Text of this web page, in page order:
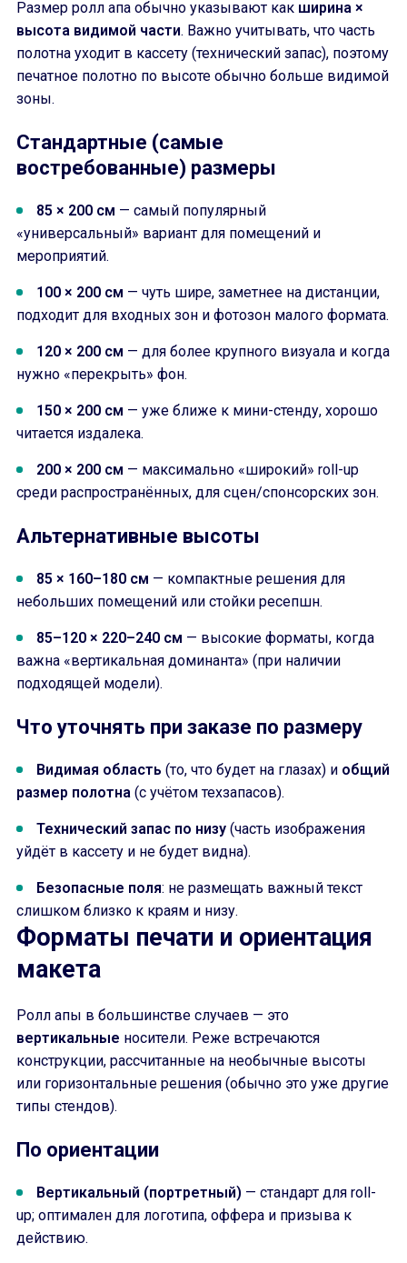
Размер ролл апа обычно указывают как ширина ×
высота видимой части. Важно учитывать, что часть
полотна уходит в кассету (технический запас), поэтому
печатное полотно по высоте обычно больше видимой
зоны.
Стандартные (самые
востребованные) размеры
85 × 200 см — самый популярный
«универсальный» вариант для помещений и
мероприятий.
100 × 200 см — чуть шире, заметнее на дистанции,
подходит для входных зон и фотозон малого формата.
120 × 200 см — для более крупного визуала и когда
нужно «перекрыть» фон.
150 × 200 см — уже ближе к мини-стенду, хорошо
читается издалека.
200 × 200 см — максимально «широкий» roll-up
среди распространённых, для сцен/спонсорских зон.
Альтернативные высоты
85 × 160–180 см — компактные решения для
небольших помещений или стойки ресепшн.
85–120 × 220–240 см — высокие форматы, когда
важна «вертикальная доминанта» (при наличии
подходящей модели).
Что уточнять при заказе по размеру
Видимая область (то, что будет на глазах) и общий
размер полотна (с учётом техзапасов).
Технический запас по низу (часть изображения
уйдёт в кассету и не будет видна).
Безопасные поля: не размещать важный текст
слишком близко к краям и низу.
Форматы печати и ориентация
макета
Ролл апы в большинстве случаев — это
вертикальные носители. Реже встречаются
конструкции, рассчитанные на необычные высоты
или горизонтальные решения (обычно это уже другие
типы стендов).
По ориентации
Вертикальный (портретный) — стандарт для roll-
up; оптимален для логотипа, оффера и призыва к
действию.